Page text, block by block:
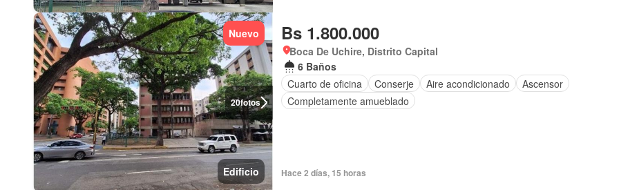
20fotos
Nuevo
Edificio
Bs 1.800.000
Boca De Uchire, Distrito Capital
6 Baños
Cuarto de oficina
Conserje Aire acondicionado
Ascensor
Completamente amueblado
Hace 2 días, 15 horas